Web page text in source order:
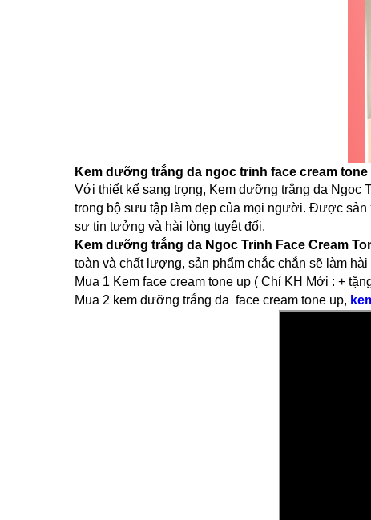
Kem dưỡng trắng da ngoc trinh face cream tone
Với thiết kế sang trọng, Kem dưỡng trắng da Ngoc
trong bộ sưu tập làm đẹp của mọi người. Được
sự tin tưởng và hài lòng tuyệt đối.
Kem dưỡng trắng da Ngoc Trinh Face Cream
toàn và chất lượng, sản phẩm chắc chắn sẽ làm
Mua 1 Kem face cream tone up ( Chỉ KH Mới : +
Mua 2 kem dưỡng trắng da face cream tone up,